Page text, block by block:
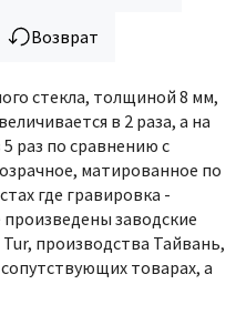
Возврат
стекла, толщиной 8 мм,
в 2 раза, а на
раз по сравнению с
матированное по
где гравировка -
заводские
производства Тайвань,
товарах, а